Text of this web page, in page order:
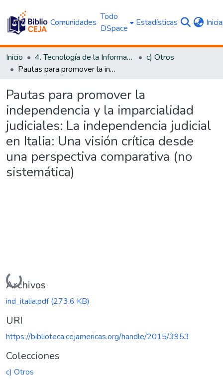
Comunidades
Todo
DSpace
Estadísticas
Inicio 4. Tecnología de la Información y Transparencia
c) Otros
Pautas para promover la independencia y la imparcialidad judiciales: La independencia judicial en Italia: Una visión crítica desde una perspectiva comparativa (no sistemática)
Pautas para promover la
independencia y la imparcialidad
judiciales: La independencia judicial
en Italia: Una visión crítica desde
una perspectiva comparativa (no
sistemática)
Cargando...
Archivos
ind_italia.pdf(273.6 KB)
URI
https://biblioteca.cejamericas.org/handle/2015/3953
Colecciones
c) Otros